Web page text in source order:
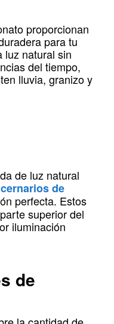
proporcionan
para tu
luz natural sin
del tiempo,
lluvia, granizo y
de luz natural
de
perfecta. Estos
superior del
iluminación
de